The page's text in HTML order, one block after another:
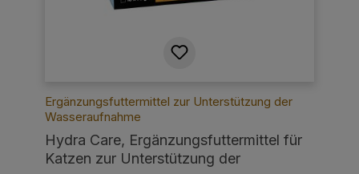
Ergänzungsfuttermittel zur Unterstützung der
Wasseraufnahme
Hydra Care, Ergänzungsfuttermittel für
Katzen zur Unterstützung der